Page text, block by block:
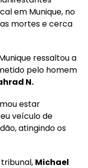
em Munique, no
mortes e cerca
ressaltou a
pelo homem
N.
estar
veículo de
atingindo os
Michael